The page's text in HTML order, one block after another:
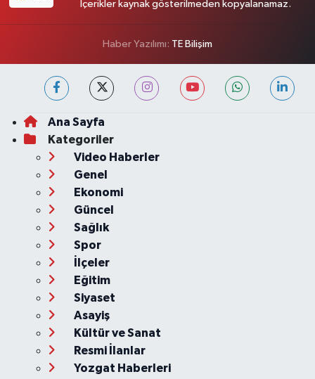
İçerikler kaynak gösterilmeden kopyalanamaz.
Haber Yazılımı: TE Bilişim
Ana Sayfa
Kategoriler
Video Haberler
Genel
Ekonomi
Güncel
Sağlık
Spor
İlçeler
Eğitim
Siyaset
Asayiş
Kültür ve Sanat
Resmi İlanlar
Yozgat Haberleri